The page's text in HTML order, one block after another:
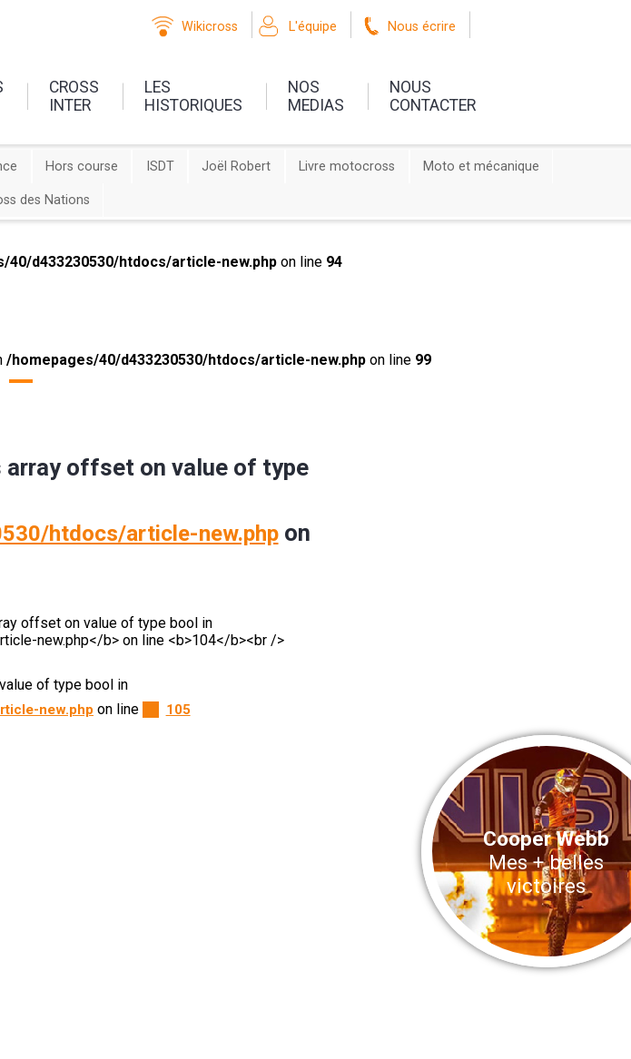
Wikicross L'équipe Nous écrire
CROSS
INTER
LES
HISTORIQUES
NOS
MEDIAS
NOUS
CONTACTER
Cooper Webb
Mes + belles
victoires
Hors course ISDT Joël Robert Livre motocross Moto et mécanique
des Nations
40/d433230530/htdocs/article-new.phpon line 94
/homepages/40/d433230530/htdocs/article-new.php on line 99
array offset on value of type
htdocs/article-new.phpon
of type bool in
new.php on line 105